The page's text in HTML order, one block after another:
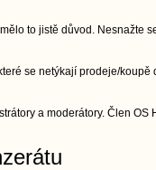
to jistě důvod. Nesnažte
se netýkají prodeje/
a moderátory. Člen